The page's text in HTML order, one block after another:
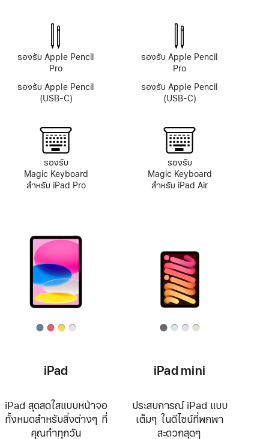
รองรับ Apple Pencil
Pro
รองรับ Apple Pencil
(USB-C)
รองรับ
Magic Keyboard
สำหรับ iPad Pro
รองรับ Apple Pencil
Pro
รองรับ Apple Pencil
(USB-C)
รองรับ
Magic Keyboard
สำหรับ iPad Air
iPad
iPad สุดสดใสแบบหน้าจอ
ทั้งหมดสำหรับสิ่งต่างๆ ที่
คุณทำทุกวัน
iPad mini
ประสบการณ์ iPad แบบ
เต็มๆ ในดีไซน์ที่พกพา
สะดวกสุดๆ